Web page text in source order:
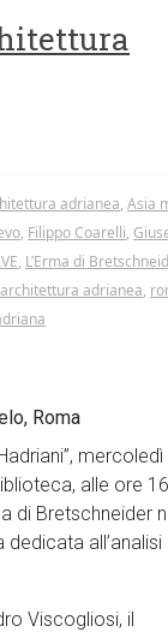
adrianea, Asia
, Filippo Coarelli,
, L’Erma di
adrianea,
Roma
mercoledì
alle ore
di Bretschneider
all’analisi
Viscogliosi, il